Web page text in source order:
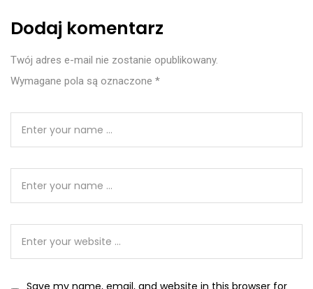
Dodaj komentarz
Twój adres e-mail nie zostanie opublikowany.
Wymagane pola są oznaczone *
Save my name, email, and website in this browser for